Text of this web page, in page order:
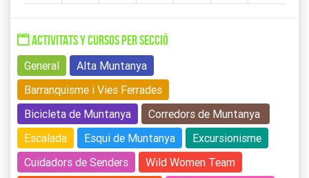
31 1 2 3
ACTIVITATS Y CURSOS PER SECCIÓ
General
Alta Muntanya
Barranquisme i Vies Ferrades
Bicicleta de Muntanya
Corredors de Muntanya
Escalada
Esqui de Muntanya
Excursionisme
Cuidadors de Senders
Wild Women Team